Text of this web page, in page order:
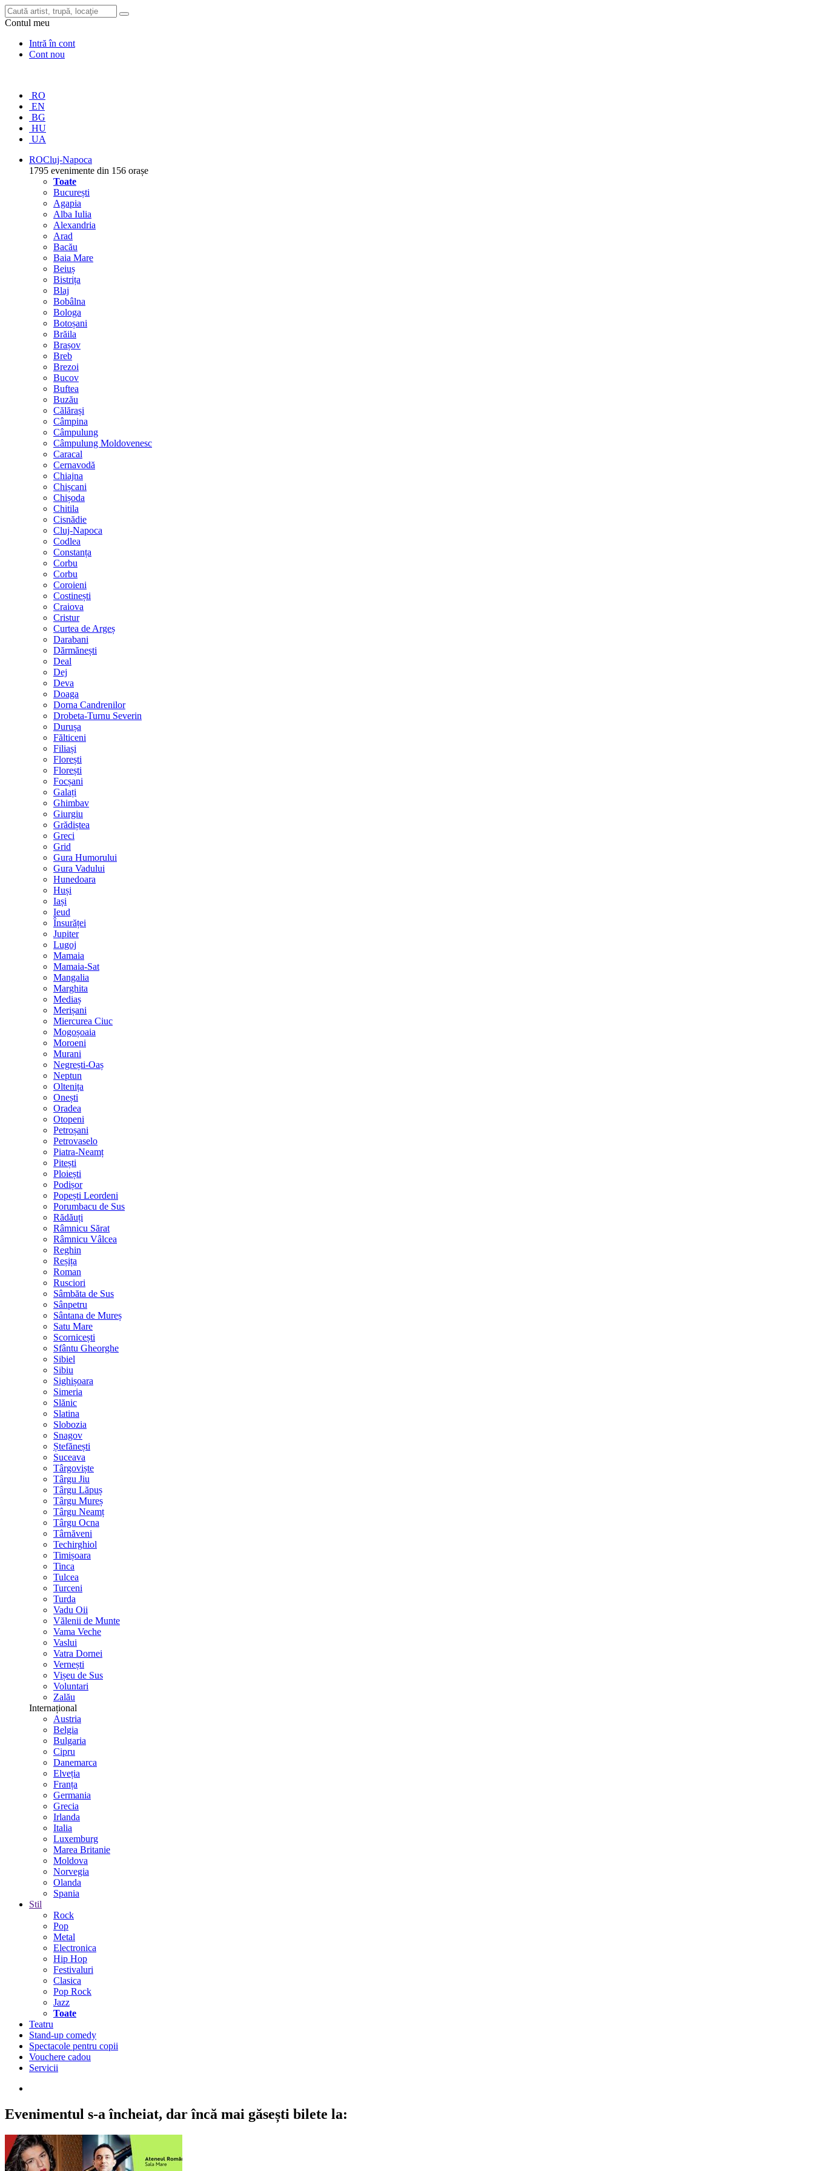
Contul meu
Intră în cont
Cont nou
RO
EN
BG
HU
UA
ROCluj-Napoca
1795 evenimente din 156 orașe
Toate
București
Agapia
Alba Iulia
Alexandria
Arad
Bacău
Baia Mare
Beiuș
Bistrița
Blaj
Bobâlna
Bologa
Botoșani
Brăila
Brașov
Breb
Brezoi
Bucov
Buftea
Buzău
Călărași
Câmpina
Câmpulung
Câmpulung Moldovenesc
Caracal
Cernavodă
Chiajna
Chișcani
Chișoda
Chitila
Cisnădie
Cluj-Napoca
Codlea
Constanța
Corbu
Corbu
Coroieni
Costinești
Craiova
Cristur
Curtea de Argeș
Darabani
Dărmănești
Deal
Dej
Deva
Doaga
Dorna Candrenilor
Drobeta-Turnu Severin
Durușa
Fălticeni
Filiași
Florești
Florești
Focșani
Galați
Ghimbav
Giurgiu
Grădiștea
Greci
Grid
Gura Humorului
Gura Vadului
Hunedoara
Huși
Iași
Ieud
Însurăței
Jupiter
Lugoj
Mamaia
Mamaia-Sat
Mangalia
Marghita
Mediaș
Merișani
Miercurea Ciuc
Mogoșoaia
Moroeni
Murani
Negrești-Oaș
Neptun
Oltenița
Onești
Oradea
Otopeni
Petroșani
Petrovaselo
Piatra-Neamț
Pitești
Ploiești
Podișor
Popești Leordeni
Porumbacu de Sus
Rădăuți
Râmnicu Sărat
Râmnicu Vâlcea
Reghin
Reșița
Roman
Rusciori
Sâmbăta de Sus
Sânpetru
Sântana de Mureș
Satu Mare
Scornicești
Sfântu Gheorghe
Sibiel
Sibiu
Sighișoara
Simeria
Slănic
Slatina
Slobozia
Snagov
Ștefănești
Suceava
Târgoviște
Târgu Jiu
Târgu Lăpuș
Târgu Mureș
Târgu Neamț
Târgu Ocna
Târnăveni
Techirghiol
Timișoara
Tinca
Tulcea
Turceni
Turda
Vadu Oii
Vălenii de Munte
Vama Veche
Vaslui
Vatra Dornei
Vernești
Vișeu de Sus
Voluntari
Zalău
Internațional
Austria
Belgia
Bulgaria
Cipru
Danemarca
Elveția
Franța
Germania
Grecia
Irlanda
Italia
Luxemburg
Marea Britanie
Moldova
Norvegia
Olanda
Spania
Stil
Rock
Pop
Metal
Electronica
Hip Hop
Festivaluri
Clasica
Pop Rock
Jazz
Toate
Teatru
Stand-up comedy
Spectacole pentru copii
Vouchere cadou
Servicii
Evenimentul s-a încheiat, dar încă mai găsești bilete la: